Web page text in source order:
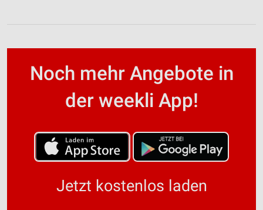
Noch mehr Angebote in
der weekli App!
Jetzt kostenlos laden